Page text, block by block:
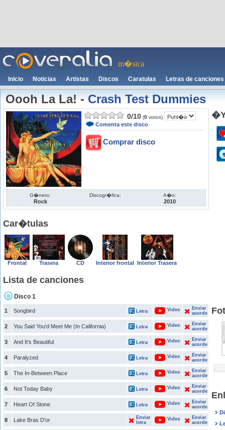
m�sica
Inicio Noticias Artistas Discos Caratulas Letras de canciones
Oooh La La!-Crash Test Dummies
0/10 (0 votos)
Comenta este disco
Comprar disco
G�nero:
Rock
Discogr�fica: A�o:
2010
Car�tulas
Frontal Trasera CD Interior frontal Interior Trasera
Lista de canciones
Disco 1
1 Songbird Letra Video
Enviar
acorde
2 You Said You'd Meet Me (In California) Letra Video
Enviar
acorde
3 And It's Beautiful Letra Video
Enviar
acorde
4 Paralyzed Letra Video
Enviar
acorde
5 The In-Between Place Letra Video
Enviar
acorde
6 Not Today Baby Letra Video
Enviar
acorde
7 Heart Of Stone Letra Video
Enviar
acorde
8 Lake Bras D'or
Enviar
letra
Video
Enviar
acorde